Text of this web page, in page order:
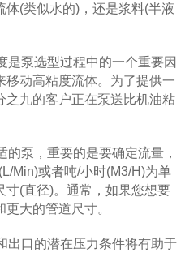
(类似水的)，还是浆料(半液
泵选型过程中的一个重要因
移动高粘度流体。为了提供一
之九的客户正在泵送比机油粘
泵，重要的是要确定流量，
Min)或者吨/小时(M3/H)为单
寸(直径)。通常，如果您想要
大的管道尺寸。
口的潜在压力条件将有助于